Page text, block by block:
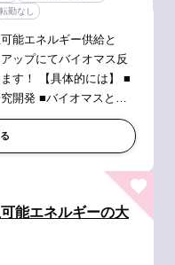
転勤なし
能エネルギー供給と
ップにてバイオマス反
は】 ■
開発 ■バイオマスと金
媒の開発 ■高い耐久性
能エネルギーの大